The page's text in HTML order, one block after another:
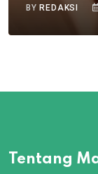
BY REDAKSI
Tentang